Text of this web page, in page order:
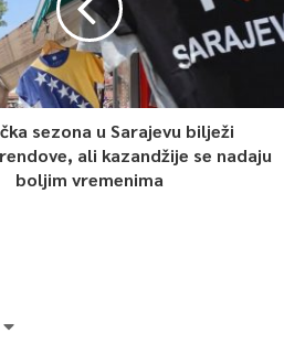
sezona u Sarajevu bilježi
ali kazandžije se nadaju
boljim vremenima